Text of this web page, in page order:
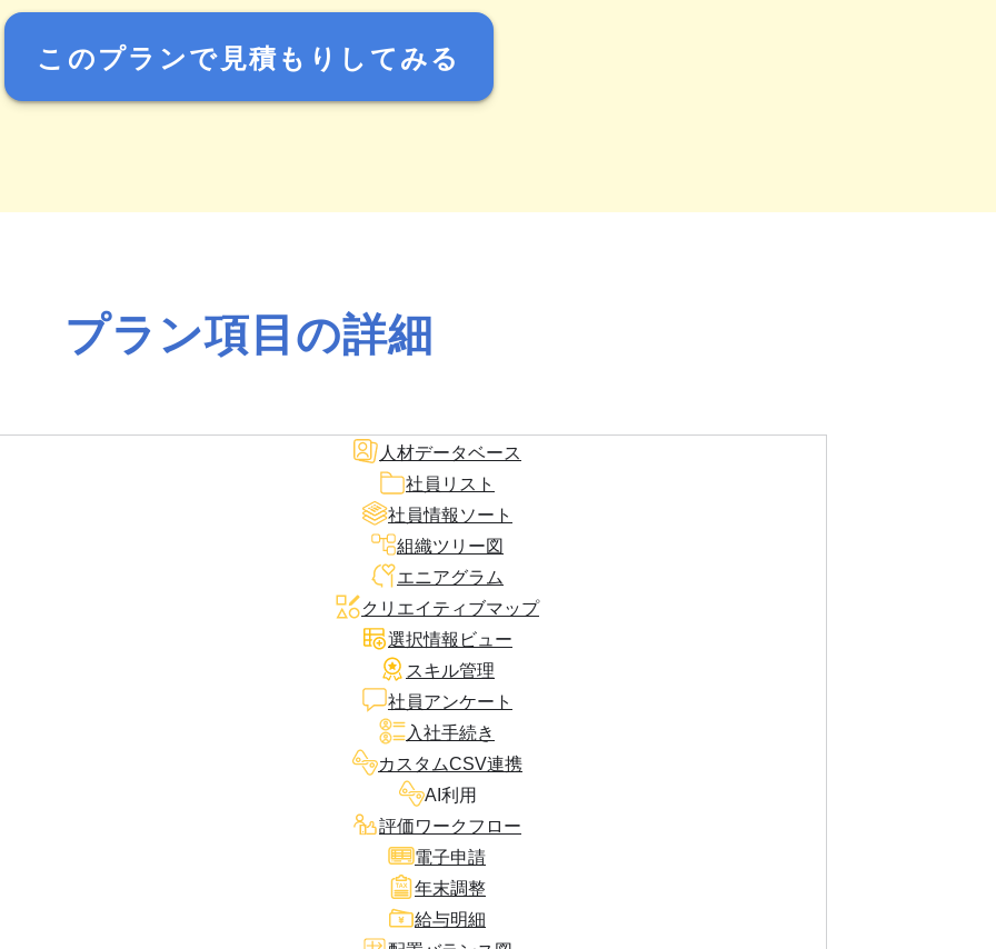
このプランで見積もりしてみる
プラン項目の詳細
人材データベース
社員リスト
社員情報ソート
組織ツリー図
エニアグラム
クリエイティブマップ
選択情報ビュー
スキル管理
社員アンケート
入社手続き
カスタムCSV連携
AI利用
評価ワークフロー
電子申請
年末調整
給与明細